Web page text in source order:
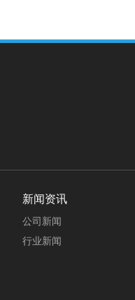
新闻资讯
公司新闻
行业新闻